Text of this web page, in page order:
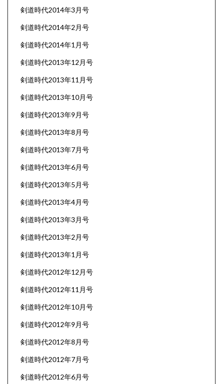
剣道時代2014年3月号
剣道時代2014年2月号
剣道時代2014年1月号
剣道時代2013年12月号
剣道時代2013年11月号
剣道時代2013年10月号
剣道時代2013年9月号
剣道時代2013年8月号
剣道時代2013年7月号
剣道時代2013年6月号
剣道時代2013年5月号
剣道時代2013年4月号
剣道時代2013年3月号
剣道時代2013年2月号
剣道時代2013年1月号
剣道時代2012年12月号
剣道時代2012年11月号
剣道時代2012年10月号
剣道時代2012年9月号
剣道時代2012年8月号
剣道時代2012年7月号
剣道時代2012年6月号